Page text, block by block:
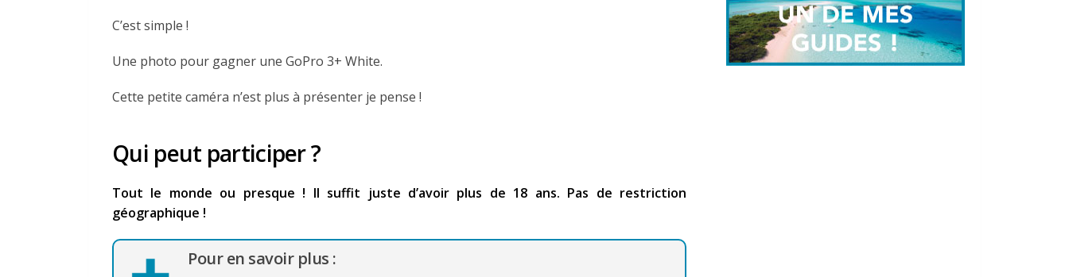
C’est simple !
Une photo pour gagner une GoPro 3+ White.
Cette petite caméra n’est plus à présenter je pense !
Qui peut participer ?
Tout le monde ou presque ! Il suffit juste d’avoir plus de 18 ans. Pas de restriction
géographique !
Pour en savoir plus :